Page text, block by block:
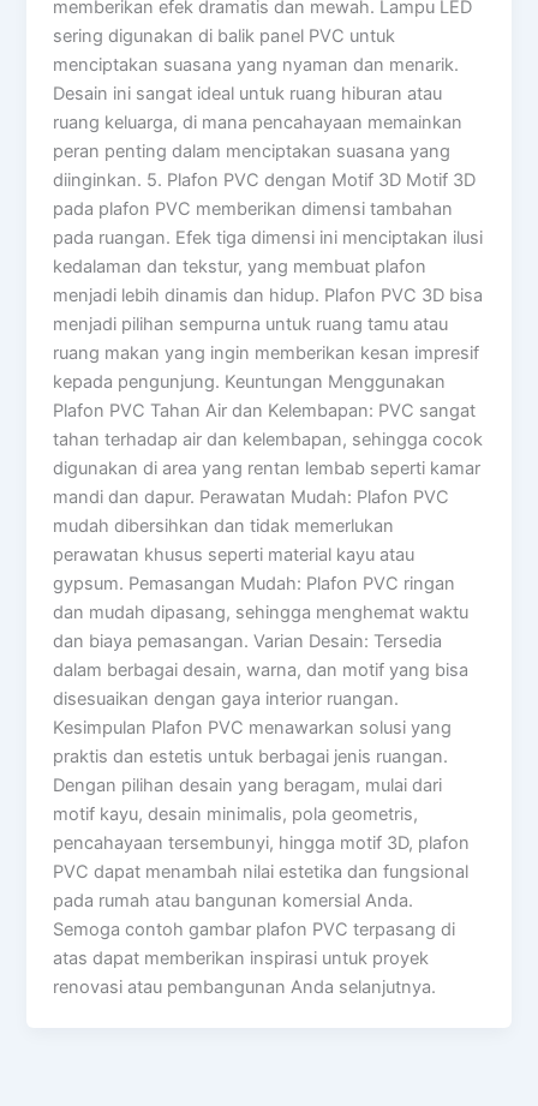
memberikan efek dramatis dan mewah. Lampu LED
sering digunakan di balik panel PVC untuk
menciptakan suasana yang nyaman dan menarik.
Desain ini sangat ideal untuk ruang hiburan atau
ruang keluarga, di mana pencahayaan memainkan
peran penting dalam menciptakan suasana yang
diinginkan. 5. Plafon PVC dengan Motif 3D Motif 3D
pada plafon PVC memberikan dimensi tambahan
pada ruangan. Efek tiga dimensi ini menciptakan ilusi
kedalaman dan tekstur, yang membuat plafon
menjadi lebih dinamis dan hidup. Plafon PVC 3D bisa
menjadi pilihan sempurna untuk ruang tamu atau
ruang makan yang ingin memberikan kesan impresif
kepada pengunjung. Keuntungan Menggunakan
Plafon PVC Tahan Air dan Kelembapan: PVC sangat
tahan terhadap air dan kelembapan, sehingga cocok
digunakan di area yang rentan lembab seperti kamar
mandi dan dapur. Perawatan Mudah: Plafon PVC
mudah dibersihkan dan tidak memerlukan
perawatan khusus seperti material kayu atau
gypsum. Pemasangan Mudah: Plafon PVC ringan
dan mudah dipasang, sehingga menghemat waktu
dan biaya pemasangan. Varian Desain: Tersedia
dalam berbagai desain, warna, dan motif yang bisa
disesuaikan dengan gaya interior ruangan.
Kesimpulan Plafon PVC menawarkan solusi yang
praktis dan estetis untuk berbagai jenis ruangan.
Dengan pilihan desain yang beragam, mulai dari
motif kayu, desain minimalis, pola geometris,
pencahayaan tersembunyi, hingga motif 3D, plafon
PVC dapat menambah nilai estetika dan fungsional
pada rumah atau bangunan komersial Anda.
Semoga contoh gambar plafon PVC terpasang di
atas dapat memberikan inspirasi untuk proyek
renovasi atau pembangunan Anda selanjutnya.